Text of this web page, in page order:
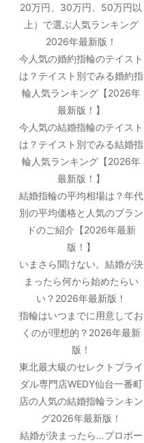
20万円、30万円、50万円以
上）で選ぶ人気ランキング
2026年最新版！
今人気の婚約指輪のテイスト
は？テイスト別でみる婚約指
輪人気ランキング【2026年
最新版！】
今人気の結婚指輪のテイスト
は？テイスト別でみる結婚指
輪人気ランキング【2026年
最新版！】
結婚指輪の平均相場は？年代
別の平均価格と人気のブラン
ドのご紹介【2026年最新
版！】
いまさら聞けない。結婚が決
まったら何から始めたらい
い？2026年最新版！
指輪はいつまでに用意してお
くのが理想的？2026年最新
版！
東北最大級のセレクトブライ
ダル専門店WEDY仙台一番町
店の人気の結婚指輪ランキン
グ2026年最新版！
結婚が決まったら…プロポー